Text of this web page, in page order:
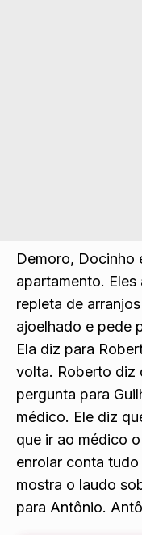
Demoro, Docinho
apartamento. Eles
repleta de
ajoelhado e pede
Ela diz para
volta. Roberto diz
pergunta para
médico. Ele diz
que ir ao médico
enrolar conta
mostra o laudo